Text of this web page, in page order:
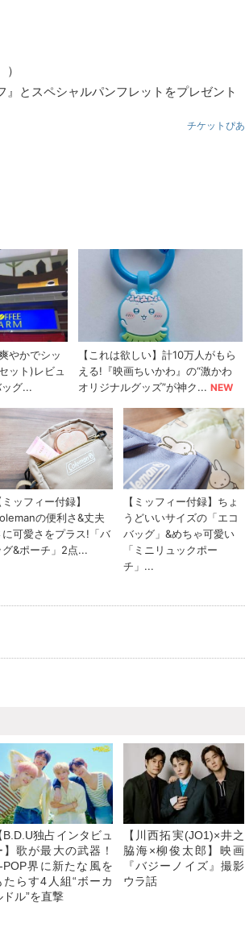
とスペシャルパンフレットをプレゼント
チケットぴあ
B.D.U独占インタビュ
】歌が最大の武器！
POP界に新たな風を
たらす4人組“ボーカ
ドル”を直撃
【川西拓実(JO1)×井之
脇海×柳俊太郎】映画
『バジーノイズ』撮影
ウラ話